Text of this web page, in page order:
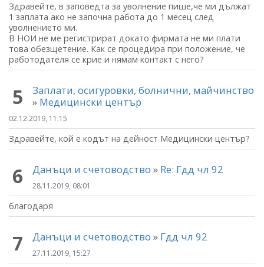
Здравейте, в заповедта за уволнение пише,че ми дължат
1 заплата ако не започна работа до 1 месец след
уволнението ми.
В НОИ не ме регистрират докато фирмата не ми плати
това обезщетение. Как се процедира при положение, че
работодателя се крие и нямам контакт с него?
5
Заплати, осигуровки, болнични, майчинство
» Медицински център
02.12.2019, 11:15
Здравейте, кой е кодът на дейност Медицински център?
6 Данъци и счетоводство » Re: Гдд чл 92
28.11.2019, 08:01
благодаря
7 Данъци и счетоводство » Гдд чл 92
27.11.2019, 15:27